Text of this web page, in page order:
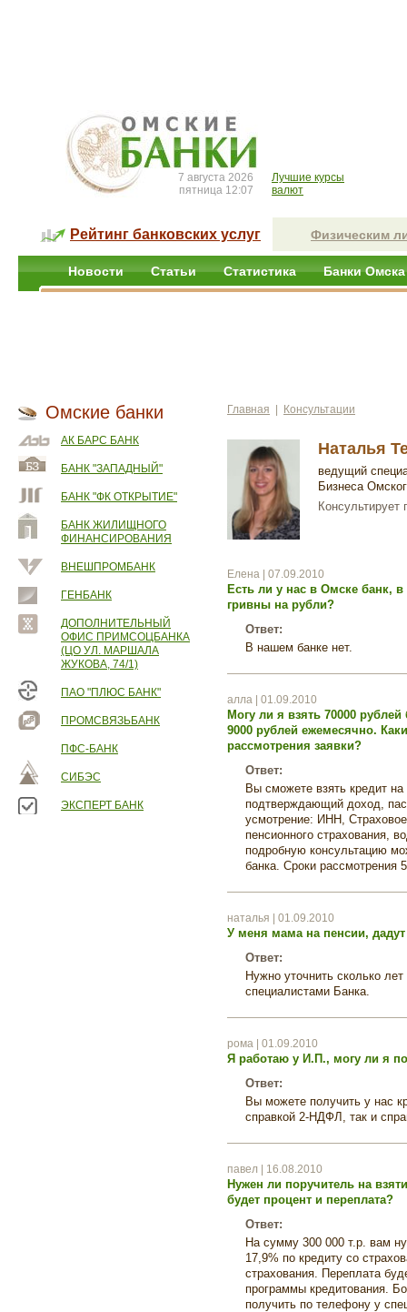
7 августа 2026
пятница 12:07
Лучшие курсы
валют
Рейтинг банковских услуг Физическим
Новости Статьи Статистика Банки Омска
Омские банки
АК БАРС БАНК
БАНК "ЗАПАДНЫЙ"
БАНК "ФК ОТКРЫТИЕ"
БАНК ЖИЛИЩНОГО
ФИНАНСИРОВАНИЯ
ВНЕШПРОМБАНК
ГЕНБАНК
ДОПОЛНИТЕЛЬНЫЙ
ОФИС ПРИМСОЦБАНКА
(ЦО УЛ. МАРШАЛА
ЖУКОВА, 74/1)
ПАО "ПЛЮС БАНК"
ПРОМСВЯЗЬБАНК
ПФС-БАНК
СИБЭС
ЭКСПЕРТ БАНК
Главная Консультации
Наталья
ведущий
Бизнеса
Елена | 07.09.2010
Есть ли у нас в Омске банк,
гривны на рубли?
Ответ:
В нашем банке нет.
алла | 01.09.2010
Могу ли я взять 70000
9000 рублей ежемесячно.
рассмотрения заявки?
Ответ:
Вы сможете взять кредит
подтверждающий доход,
усмотрение: ИНН, Страховое
пенсионного страхования,
подробную консультацию
банка. Сроки рассмотрения
наталья | 01.09.2010
У меня мама на пенсии,
Ответ:
Нужно уточнить сколько
специалистами Банка.
рома | 01.09.2010
Я работаю у И.П., могу ли я
Ответ:
Вы можете получить у нас
справкой 2-НДФЛ, так и
павел | 16.08.2010
Нужен ли поручитель на
будет процент и переплата?
Ответ:
На сумму 300 000 т.р. вам
17,9% по кредиту со
страхования. Переплата
программы кредитования.
получить по телефону у